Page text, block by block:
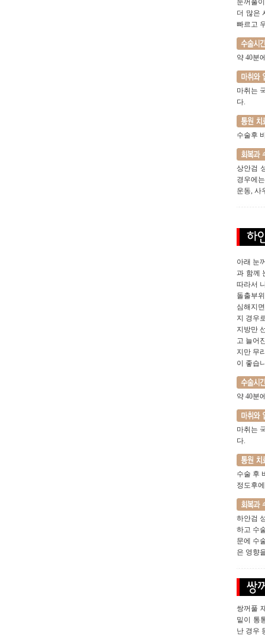
눈꺼풀
더 많은
빠르고
약 40분
마취는
다.
수술후
상안검
경우에
운동, 사
아래 눈
과 함께
따라서
돌출부
심해지
지 경우
지방만
고 늘어
지만 무
이 좋습
약 40분
마취는
다.
수술 후
정도후
하안검
하고 수
문에 수
은 영향
쌍꺼풀
밑이 통
난 경우